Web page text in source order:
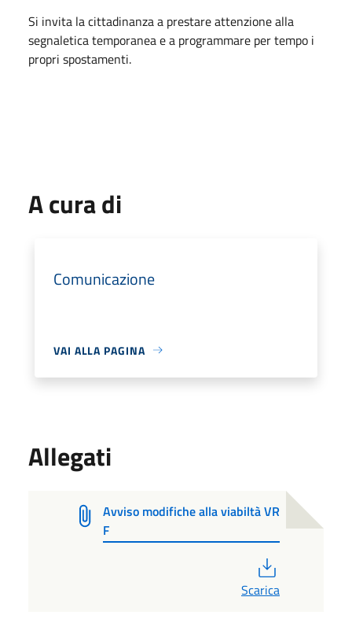
Si invita la cittadinanza a prestare attenzione alla
segnaletica temporanea e a programmare per tempo i
propri spostamenti.
A cura di
Comunicazione
VAI ALLA PAGINA
Allegati
Avviso modifiche alla viabiltà VR
F
Scarica